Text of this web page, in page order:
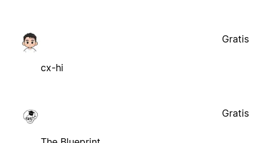
cx-hi
Gratis
Gratis